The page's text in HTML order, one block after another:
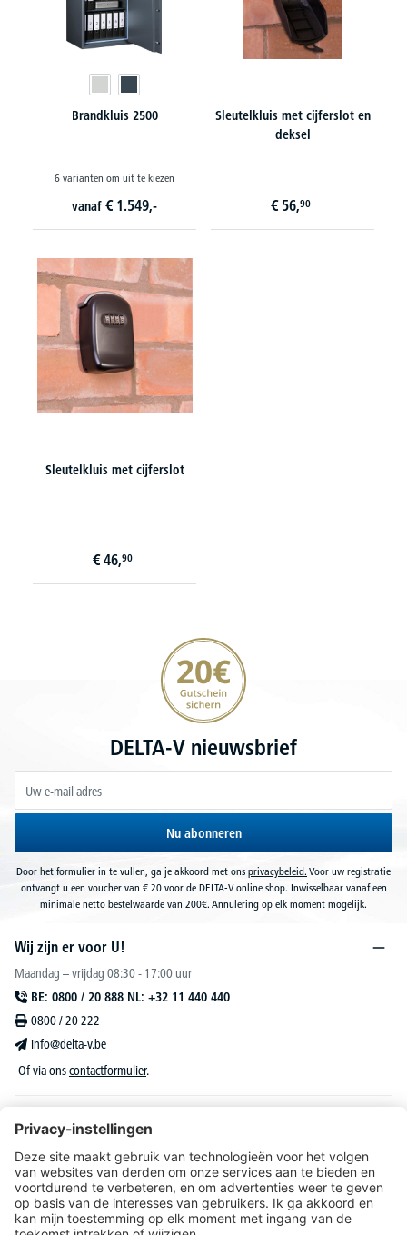
Brandkluis 2500
6 varianten om uit te kiezen
vanaf € 1.549,-
Sleutelkluis met cijferslot en
deksel
€ 56,90
Sleutelkluis met cijferslot
€ 46,90
20€ korting verzekeren
DELTA-V nieuwsbrief
Nu abonneren
Door het formulier in te vullen, ga je akkoord met ons privacybeleid. Voor uw registratie
ontvangt u een voucher van € 20 voor de DELTA-V online shop. Inwisselbaar vanaf een
minimale netto bestelwaarde van 200€. Annulering op elk moment mogelijk.
Wij zijn er voor U!
Maandag – vrijdag 08:30 - 17:00 uur
BE: 0800 / 20 888 NL: +32 11 440 440
0800 / 20 222
info@delta-v.be
Of via onscontactformulier.
DELTA-V Lucas
Klantenservice
Over DELTA-V